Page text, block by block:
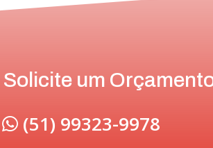
Solicite um
(51) 99323-9978